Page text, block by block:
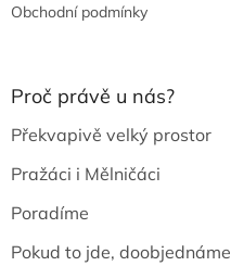
Obchodní podmínky
Proč právě u nás?
Překvapivě velký prostor
Pražáci i Mělničáci
Poradíme
Pokud to jde, doobjednáme